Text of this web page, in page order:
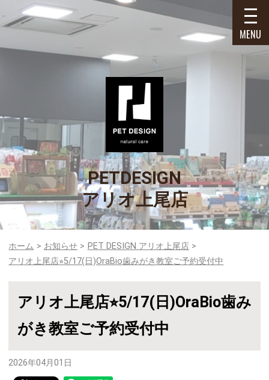
PETDESIGN
アリオ上尾店
MENU
ホーム お知らせ
PET DESIGN アリオ上尾店
アリオ上尾店⭐︎5/17(日)OraBio歯みがき教室ご予約受付中
アリオ上尾店⭐︎5/17(日)OraBio歯み
がき教室ご予約受付中
2026年04月01日